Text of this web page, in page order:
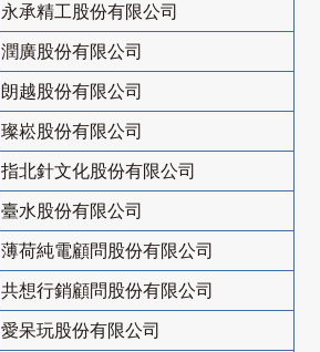
永承精工股份有限公司
潤廣股份有限公司
朗越股份有限公司
璨崧股份有限公司
指北針文化股份有限公司
臺水股份有限公司
薄荷純電顧問股份有限公司
共想行銷顧問股份有限公司
愛呆玩股份有限公司